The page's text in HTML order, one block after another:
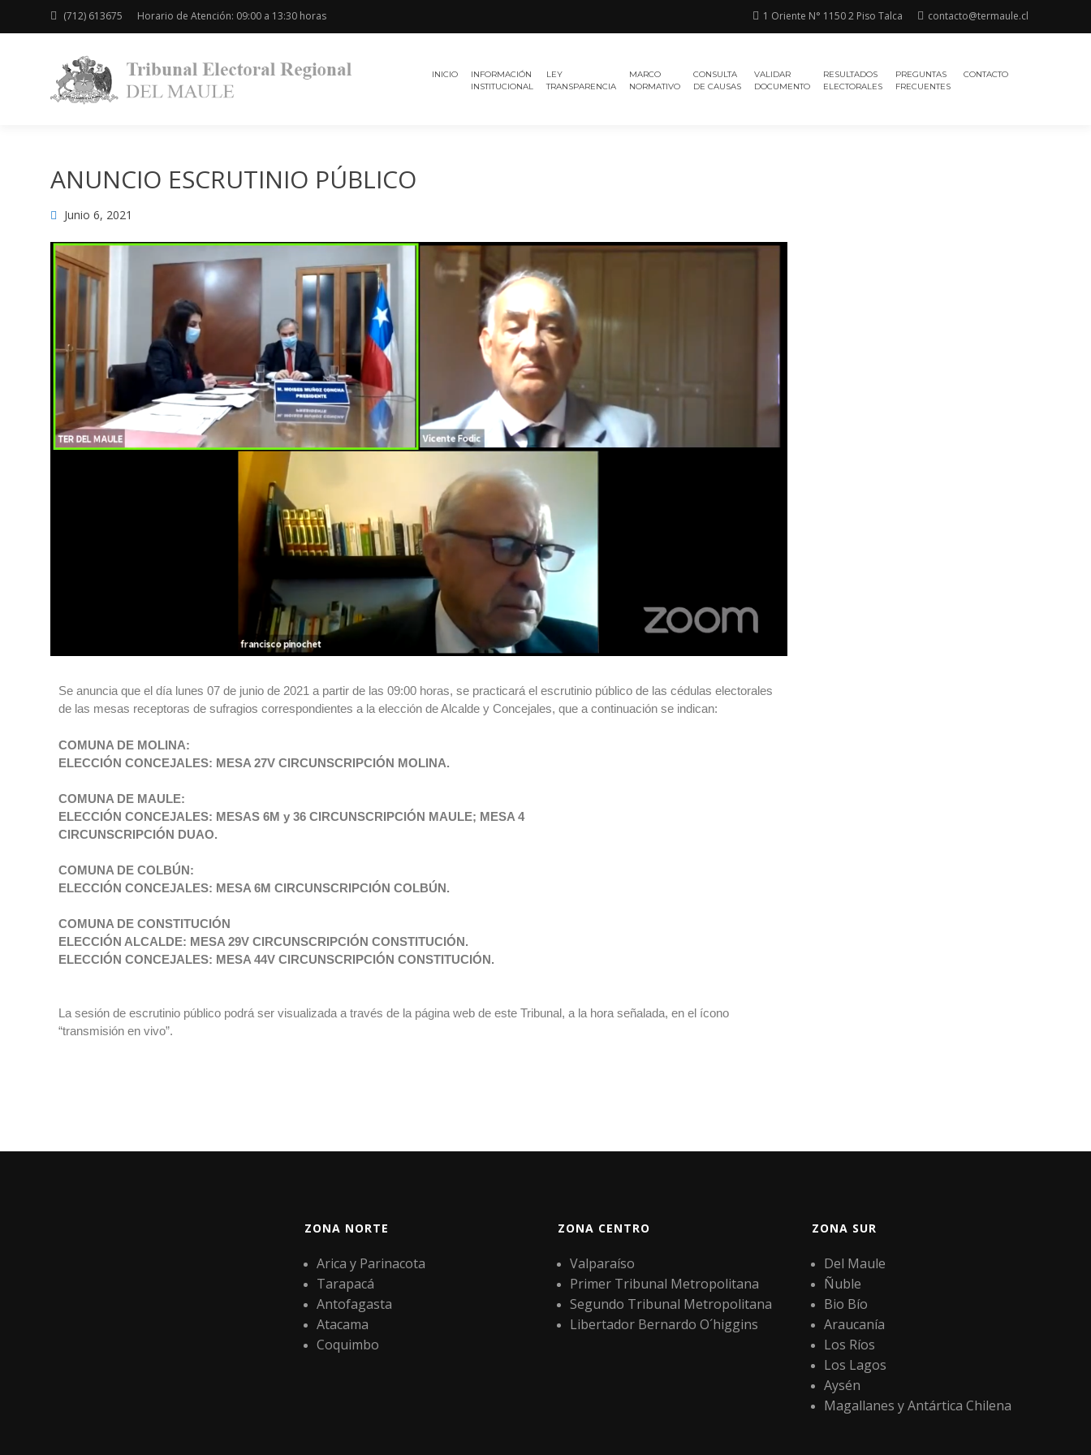
(712) 613675 Horario de Atención: 09:00 a 13:30 horas 1 Oriente N° 1150 2 Piso Talca contacto@termaule.cl
ELECTORAL
INICIO
INFORMACIÓN
INSTITUCIONAL
LEY
TRANSPARENCIA
MARCO
NORMATIVO
CONSULTA
DE CAUSAS
VALIDAR
DOCUMENTO
RESULTADOS
ELECTORALES
PREGUNTAS
FRECUENTES
CONTACTO
ANUNCIO ESCRUTINIO PÚBLICO
Junio 6, 2021
Se anuncia que el día lunes 07 de junio de 2021 a partir de las 09:00 horas, se practicará el escrutinio público de las cédulas electorales
de las mesas receptoras de sufragios correspondientes a la elección de Alcalde y Concejales, que a continuación se indican:
COMUNA DE MOLINA:
ELECCIÓN CONCEJALES: MESA 27V CIRCUNSCRIPCIÓN MOLINA.
COMUNA DE MAULE:
ELECCIÓN CONCEJALES: MESAS 6M y 36 CIRCUNSCRIPCIÓN MAULE; MESA 4
CIRCUNSCRIPCIÓN DUAO.
COMUNA DE COLBÚN:
ELECCIÓN CONCEJALES: MESA 6M CIRCUNSCRIPCIÓN COLBÚN.
COMUNA DE CONSTITUCIÓN
ELECCIÓN ALCALDE: MESA 29V CIRCUNSCRIPCIÓN CONSTITUCIÓN.
ELECCIÓN CONCEJALES: MESA 44V CIRCUNSCRIPCIÓN CONSTITUCIÓN.
La sesión de escrutinio público podrá ser visualizada a través de la página web de este Tribunal, a la hora señalada, en el ícono
“transmisión en vivo”.
ZONA NORTE
Arica y Parinacota
Tarapacá
Antofagasta
Atacama
Coquimbo
ZONA CENTRO
Valparaíso
Primer Tribunal Metropolitana
Segundo Tribunal Metropolitana
Libertador Bernardo O´higgins
ZONA SUR
Del Maule
Ñuble
Bio Bío
Araucanía
Los Ríos
Los Lagos
Aysén
Magallanes y Antártica Chilena